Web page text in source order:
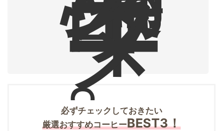
タ
ー
。
必ずチェックしておきたい
厳選おすすめコーヒーBEST3！